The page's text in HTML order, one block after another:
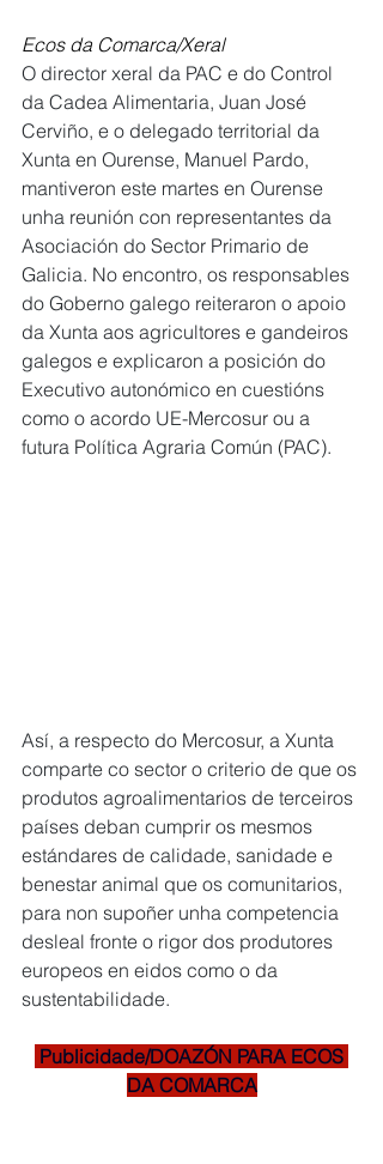
Ecos da Comarca/Xeral
O director xeral da PAC e do Control
da Cadea Alimentaria, Juan José
Cerviño, e o delegado territorial da
Xunta en Ourense, Manuel Pardo,
mantiveron este martes en Ourense
unha reunión con representantes da
Asociación do Sector Primario de
Galicia. No encontro, os responsables
do Goberno galego reiteraron o apoio
da Xunta aos agricultores e gandeiros
galegos e explicaron a posición do
Executivo autonómico en cuestións
como o acordo UE-Mercosur ou a
futura Política Agraria Común (PAC).
Así, a respecto do Mercosur, a Xunta
comparte co sector o criterio de que os
produtos agroalimentarios de terceiros
países deban cumprir os mesmos
estándares de calidade, sanidade e
benestar animal que os comunitarios,
para non supoñer unha competencia
desleal fronte o rigor dos produtores
europeos en eidos como o da
sustentabilidade.
Publicidade/DOAZÓN PARA ECOS
DA COMARCA